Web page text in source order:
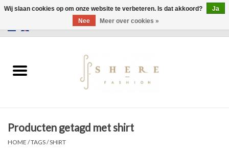
Jurken
Producten getagd met shirt
HOME /TAGS/SHIRT
Wij slaan cookies op om onze website te verbeteren. Is dat akkoord?
Ja
Nee
Meer over cookies »